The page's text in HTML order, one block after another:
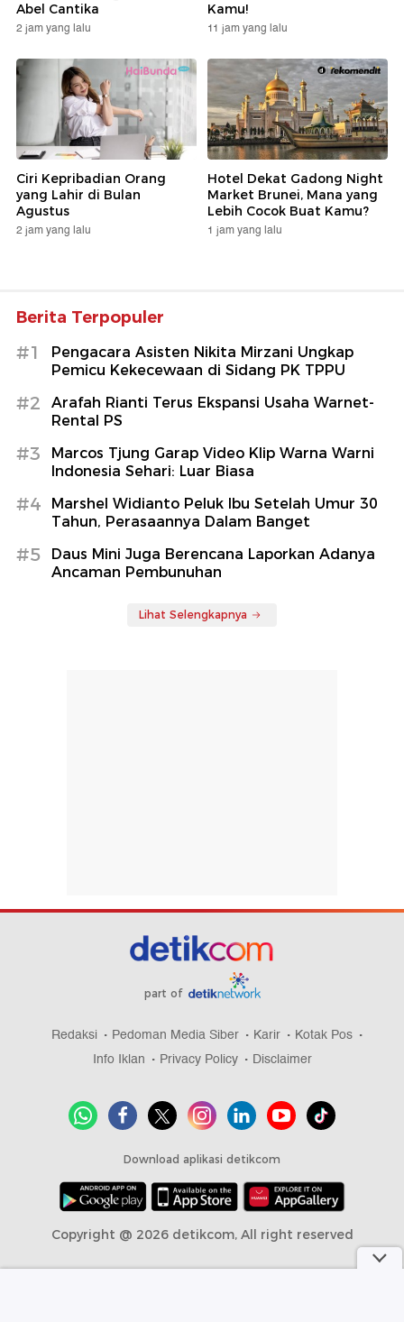
Abel Cantika
2 jam yang lalu
Kamu!
11 jam yang lalu
Ciri Kepribadian Orang
yang Lahir di Bulan
Agustus
2 jam yang lalu
Hotel Dekat Gadong Night
Market Brunei, Mana yang
Lebih Cocok Buat Kamu?
1 jam yang lalu
Berita Terpopuler
#1
Pengacara Asisten Nikita Mirzani Ungkap
Pemicu Kekecewaan di Sidang PK TPPU
#2
Arafah Rianti Terus Ekspansi Usaha Warnet-
Rental PS
#3
Marcos Tjung Garap Video Klip Warna Warni
Indonesia Sehari: Luar Biasa
#4
Marshel Widianto Peluk Ibu Setelah Umur 30
Tahun, Perasaannya Dalam Banget
#5
Daus Mini Juga Berencana Laporkan Adanya
Ancaman Pembunuhan
Lihat Selengkapnya
part of
Redaksi Pedoman Media Siber Karir
Kotak Pos
Info Iklan
Privacy Policy Disclaimer
Download aplikasi detikcom
Copyright @ 2026 detikcom, All right reserved